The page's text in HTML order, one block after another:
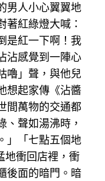
男人小心翼翼地
著紅綠燈大喊：
是紅一下啊！我
沾感覺到一陣心
嚕」聲，與他兒
想起家傳《沾醬
間萬物的交通都
、聲如湯沸時，
」「七點五個地
地衝回店裡，衝
後面的暗門。暗